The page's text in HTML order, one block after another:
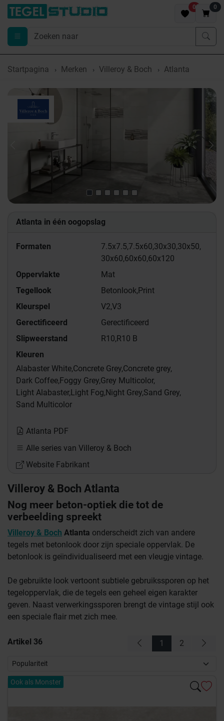
0 0
Startpagina Merken Villeroy & Boch Atlanta
Previous
Atlanta in één oogopslag
Formaten 7.5x7.5,7.5x60,30x30,30x50,
30x60,60x60,60x120
Oppervlakte
Mat
Tegellook
Betonlook, Print
Kleurspel
V2,V3
Gerectificeerd
Gerectificeerd
Slipweerstand
R10, R10 B
Kleuren
Alabaster White,Concrete Grey,Concrete grey,
Dark Coffee, Foggy Grey,Grey Multicolor,
Light Alabaster, Light Fog, Night Grey,Sand Grey,
Sand Multicolor
Atlanta PDF
Alle series van Villeroy & Boch
Website Fabrikant
Villeroy & Boch Atlanta
Nog meer beton-optiek die tot de
verbeelding spreekt
Villeroy & Boch Atlanta onderscheidt zich van andere
tegels met betonlook door zijn speciale oppervlak. De
betonlook is geïndividualiseerd met een vleugje vintage.
De gebruikte look vertoont subtiele gebruikssporen op het
tegeloppervlak, die de tegels een geheel eigen karakter
geven. Naast verwerkingssporen brengt de vintage stijl ook
een speciale flair met zich mee.
Artikel 36 1 2
Ook als Monster